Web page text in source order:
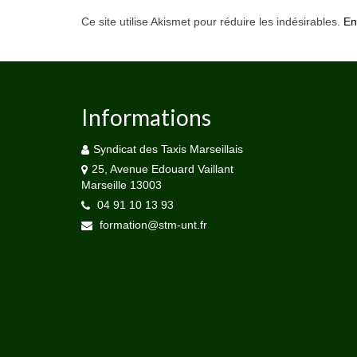
Ce site utilise Akismet pour réduire les indésirables.
Informations
Syndicat des Taxis Marseillais
25, Avenue Edouard Vaillant
Marseille 13003
04 91 10 13 93
formation@stm-unt.fr